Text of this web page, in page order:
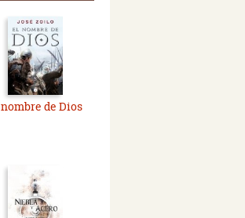
de Dios